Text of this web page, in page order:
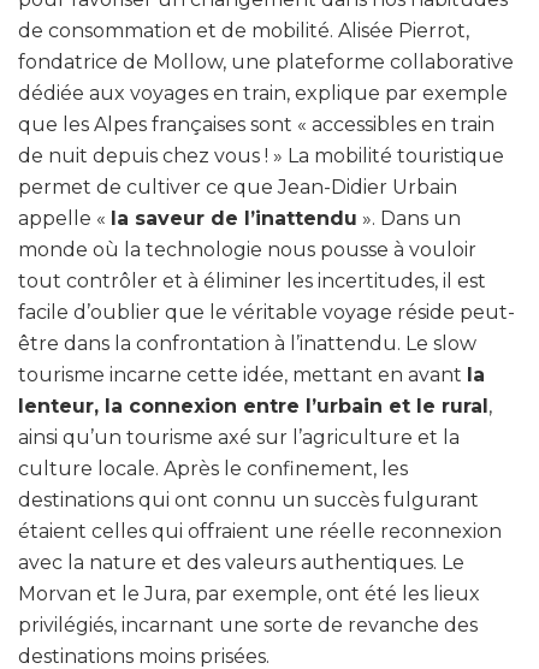
de consommation et de mobilité. Alisée Pierrot,
fondatrice de Mollow, une plateforme collaborative
dédiée aux voyages en train, explique par exemple
que les Alpes françaises sont « accessibles en train
de nuit depuis chez vous ! » La mobilité touristique
permet de cultiver ce que Jean-Didier Urbain
appelle « la saveur de l’inattendu ». Dans un
monde où la technologie nous pousse à vouloir
tout contrôler et à éliminer les incertitudes, il est
facile d’oublier que le véritable voyage réside peut-
être dans la confrontation à l’inattendu. Le slow
tourisme incarne cette idée, mettant en avant la
lenteur, la connexion entre l’urbain et le rural,
ainsi qu’un tourisme axé sur l’agriculture et la
culture locale. Après le confinement, les
destinations qui ont connu un succès fulgurant
étaient celles qui offraient une réelle reconnexion
avec la nature et des valeurs authentiques. Le
Morvan et le Jura, par exemple, ont été les lieux
privilégiés, incarnant une sorte de revanche des
destinations moins prisées.